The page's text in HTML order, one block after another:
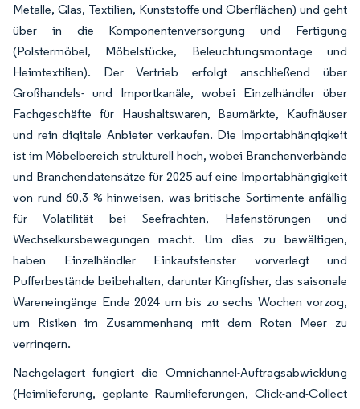
Metalle, Glas, Textilien, Kunststoffe und Oberflächen) und geht
über in die Komponentenversorgung und Fertigung
(Polstermöbel, Möbelstücke, Beleuchtungsmontage und
Heimtextilien). Der Vertrieb erfolgt anschließend über
Großhandels- und Importkanäle, wobei Einzelhändler über
Fachgeschäfte für Haushaltswaren, Baumärkte, Kaufhäuser
und rein digitale Anbieter verkaufen. Die Importabhängigkeit
ist im Möbelbereich strukturell hoch, wobei Branchenverbände
und Branchendatensätze für 2025 auf eine Importabhängigkeit
von rund 60,3 % hinweisen, was britische Sortimente anfällig
für Volatilität bei Seefrachten, Hafenstörungen und
Wechselkursbewegungen macht. Um dies zu bewältigen,
haben Einzelhändler Einkaufsfenster vorverlegt und
Pufferbestände beibehalten, darunter Kingfisher, das saisonale
Wareneingänge Ende 2024 um bis zu sechs Wochen vorzog,
um Risiken im Zusammenhang mit dem Roten Meer zu
verringern.
Nachgelagert fungiert die Omnichannel-Auftragsabwicklung
(Heimlieferung, geplante Raumlieferungen, Click-and-Collect